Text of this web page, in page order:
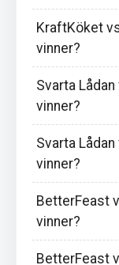
KraftKöket
vinner?
Svarta
vinner?
Svarta
vinner?
BetterFeast
vinner?
BetterFeast